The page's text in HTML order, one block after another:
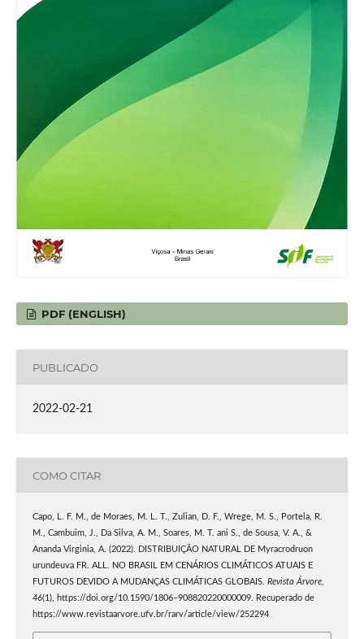
PDF (ENGLISH)
PUBLICADO
2022-02-21
COMO CITAR
Capo, L. F. M., de Moraes, M. L. T., Zulian, D. F., Wrege, M. S., Portela, R.
M., Cambuim, J., Da Silva, A. M., Soares, M. T. ani S., de Sousa, V. A., &
Ananda Virginia, A. (2022). DISTRIBUIÇÃO NATURAL DE Myracrodruon
urundeuva FR. ALL. NO BRASIL EM CENÁRIOS CLIMÁTICOS ATUAIS E
FUTUROS DEVIDO A MUDANÇAS CLIMÁTICAS GLOBAIS. Revista Árvore,
46(1), https://doi.org/10.1590/1806–908820220000009. Recuperado de
https://www.revistaarvore.ufv.br/rarv/article/view/252294